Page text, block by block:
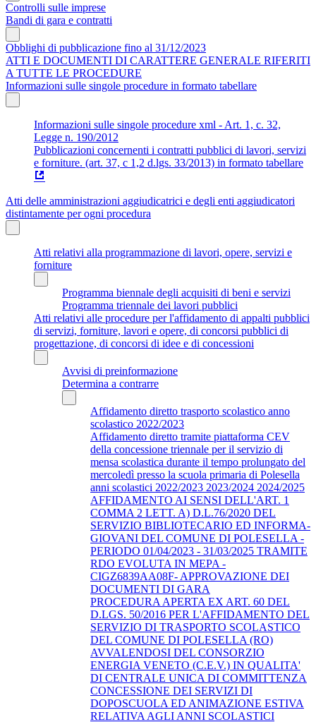
Controlli sulle imprese
Bandi di gara e contratti
Obblighi di pubblicazione fino al 31/12/2023
ATTI E DOCUMENTI DI CARATTERE GENERALE RIFERITI
A TUTTE LE PROCEDURE
Informazioni sulle singole procedure in formato tabellare
Informazioni sulle singole procedure xml - Art. 1, c. 32,
Legge n. 190/2012
Pubblicazioni concernenti i contratti pubblici di lavori, servizi
e forniture. (art. 37, c 1,2 d.lgs. 33/2013) in formato tabellare
Atti delle amministrazioni aggiudicatrici e degli enti aggiudicatori
distintamente per ogni procedura
Atti relativi alla programmazione di lavori, opere, servizi e
forniture
Programma biennale degli acquisiti di beni e servizi
Programma triennale dei lavori pubblici
Atti relativi alle procedure per l'affidamento di appalti pubblici
di servizi, forniture, lavori e opere, di concorsi pubblici di
progettazione, di concorsi di idee e di concessioni
Avvisi di preinformazione
Determina a contrarre
Affidamento diretto trasporto scolastico anno
scolastico 2022/2023
Affidamento diretto tramite piattaforma CEV
della concessione triennale per il servizio di
mensa scolastica durante il tempo prolungato del
mercoledì presso la scuola primaria di Polesella
anni scolastici 2022/2023 2023/2024 2024/2025
AFFIDAMENTO AI SENSI DELL'ART. 1
COMMA 2 LETT. A) D.L.76/2020 DEL
SERVIZIO BIBLIOTECARIO ED INFORMA-
GIOVANI DEL COMUNE DI POLESELLA -
PERIODO 01/04/2023 - 31/03/2025 TRAMITE
RDO EVOLUTA IN MEPA -
CIGZ6839AA08F- APPROVAZIONE DEI
DOCUMENTI DI GARA
PROCEDURA APERTA EX ART. 60 DEL
D.LGS. 50/2016 PER L'AFFIDAMENTO DEL
SERVIZIO DI TRASPORTO SCOLASTICO
DEL COMUNE DI POLESELLA (RO)
AVVALENDOSI DEL CONSORZIO
ENERGIA VENETO (C.E.V.) IN QUALITA'
DI CENTRALE UNICA DI COMMITTENZA
CONCESSIONE DEI SERVIZI DI
DOPOSCUOLA ED ANIMAZIONE ESTIVA
RELATIVA AGLI ANNI SCOLASTICI